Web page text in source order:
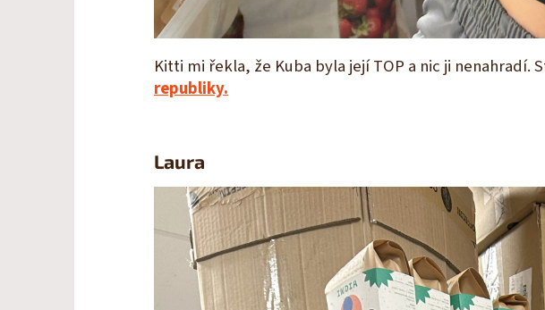
Kitti mi řekla, že Kuba byla její TOP a nic ji nenahradí.
republiky.
Laura